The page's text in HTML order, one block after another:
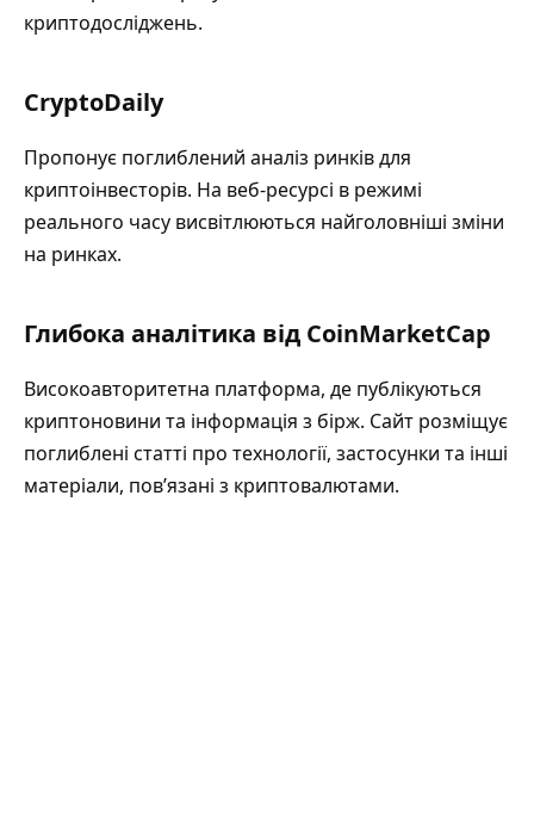
криптодосліджень.
CryptoDaily
Пропонує поглиблений аналіз ринків для
криптоінвесторів. На веб-ресурсі в режимі
реального часу висвітлюються найголовніші зміни
на ринках.
Глибока аналітика від CoinMarketCap
Високоавторитетна платформа, де публікуються
криптоновини та інформація з бірж. Сайт розміщує
поглиблені статті про технології, застосунки та інші
матеріали, пов’язані з криптовалютами.